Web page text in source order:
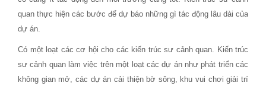
quan thực hiện các bước để dự báo những gì tác động lâu dài của
dự án.
Có một loạt các cơ hội cho các kiến trúc sư cảnh quan. Kiến trúc
sư cảnh quan làm việc trên một loạt các dự án như phát triển các
không gian mở, các dự án cải thiện bờ sông, khu vui chơi giải trí